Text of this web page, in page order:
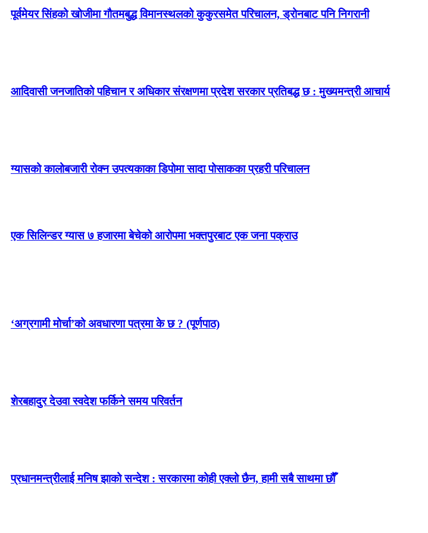
पूर्वमेयर सिंहको खोजीमा गौतमबुद्ध विमानस्थलको कुकुरसमेत परिचालन, ड्रोनबाट पनि निगरानी
आदिवासी जनजातिको पहिचान र अधिकार संरक्षणमा प्रदेश सरकार प्रतिबद्ध छ : मुख्यमन्त्री आचार्य
ग्यासको कालोबजारी रोक्न उपत्यकाका डिपोमा सादा पोसाकका प्रहरी परिचालन
एक सिलिन्डर ग्यास ७ हजारमा बेचेको आरोपमा भक्तपुरबाट एक जना पक्राउ
‘अग्रगामी मोर्चा’को अवधारणा पत्रमा के छ ? (पूर्णपाठ)
शेरबहादुर देउवा स्वदेश फर्किने समय परिवर्तन
प्रधानमन्त्रीलाई मनिष झाको सन्देश : सरकारमा कोही एक्लो छैन, हामी सबै साथमा छौँ